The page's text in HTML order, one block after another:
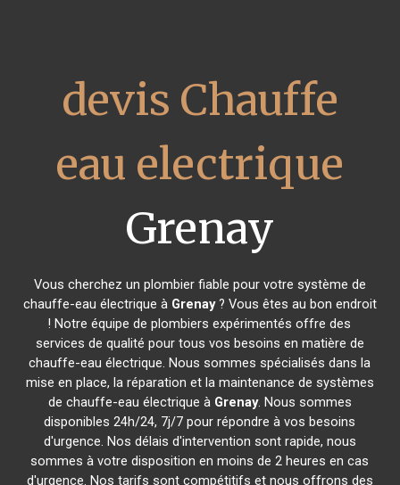
devis Chauffe
eau electrique
Grenay
Vous cherchez un plombier fiable pour votre système de
chauffe-eau électrique à Grenay? Vous êtes au bon endroit
! Notre équipe de plombiers expérimentés offre des
services de qualité pour tous vos besoins en matière de
chauffe-eau électrique. Nous sommes spécialisés dans la
mise en place, la réparation et la maintenance de systèmes
de chauffe-eau électrique à Grenay. Nous sommes
disponibles 24h/24, 7j/7 pour répondre à vos besoins
d'urgence. Nos délais d'intervention sont rapide, nous
sommes à votre disposition en moins de 2 heures en cas
d'urgence. Nos tarifs sont compétitifs et nous offrons des